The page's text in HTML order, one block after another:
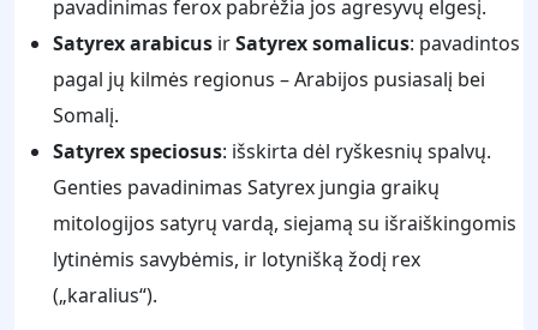
pavadinimas ferox pabrėžia jos agresyvų elgesį.
Satyrex arabicus irSatyrex somalicus: pavadintos
pagal jų kilmės regionus – Arabijos pusiasalį bei
Somalį.
Satyrex speciosus: išskirta dėl ryškesnių spalvų.
Genties pavadinimas Satyrex jungia graikų
mitologijos satyrų vardą, siejamą su išraiškingomis
lytinėmis savybėmis, ir lotynišką žodį rex
(„karalius“).